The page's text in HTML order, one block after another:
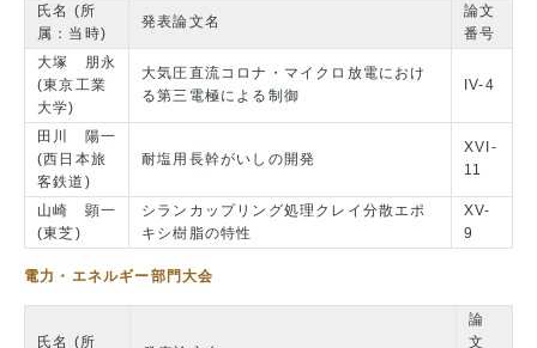
氏名 (所
属：当時)
発表論文名
論文
番号
大塚 朋永
(東京工業
大学)
大気圧直流コロナ・マイクロ放電におけ
る第三電極による制御
IV-4
田川 陽一
(西日本旅
客鉄道)
耐塩用長幹がいしの開発
XVI-
11
山崎 顕一
(東芝)
シランカップリング処理クレイ分散エポ
キシ樹脂の特性
XV-
9
電力・エネルギー部門大会
氏名 (所
論
文